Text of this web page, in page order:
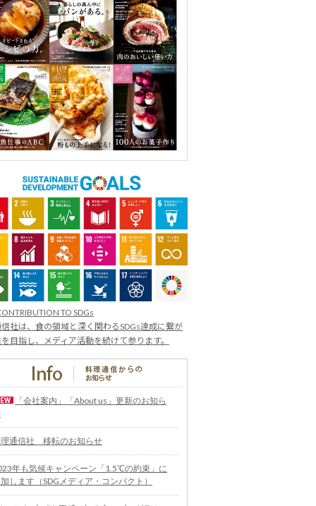
TO SDGs
社は、食の領域と深く関わるSDGs達成に繋が
目指し、メディア活動を続けて参ります。
「会社案内」「About us」更新のお知ら
通信社 移転のお知らせ
年も気候キャンペーン「1.5℃の約束」に
します（SDGメディア・コンパクト）